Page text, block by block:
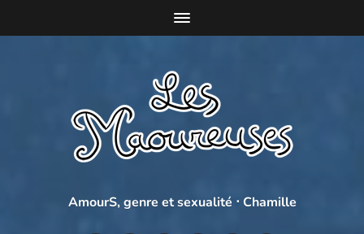
AmourS, genre et sexualité ⋅ Chamille